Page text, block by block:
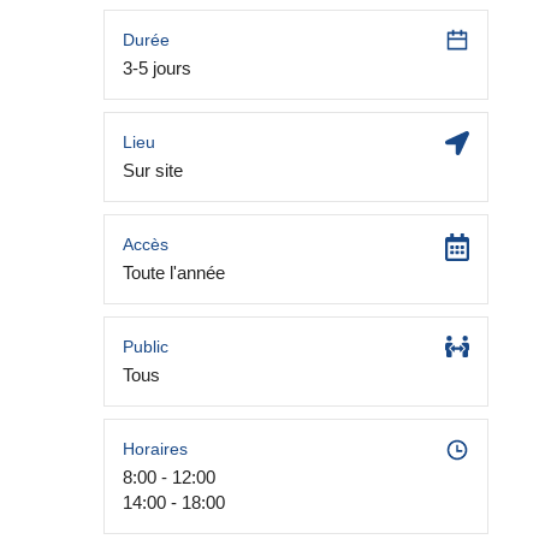
Durée
3-5 jours
Lieu
Sur site
Accès
Toute l'année
Public
Tous
Horaires
8:00 - 12:00
14:00 - 18:00